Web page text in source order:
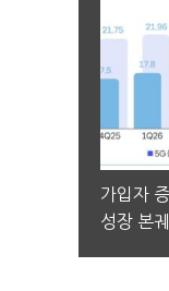
가입자
성장 본